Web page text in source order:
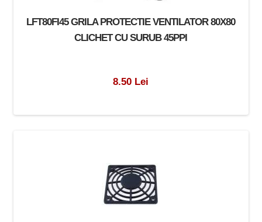
LFT80FI45 GRILA PROTECTIE VENTILATOR 80X80
CLICHET CU SURUB 45PPI
8.50 Lei